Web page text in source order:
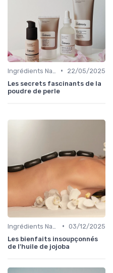
•
22/05/2025
Les secrets fascinants de la
poudre de perle
• 03/12/2025
Les bienfaits insoupçonnés
de l'huile de jojoba